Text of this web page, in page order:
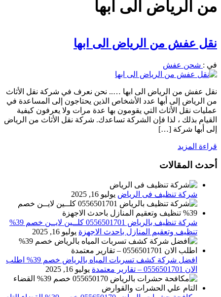
من الرياض الى ابها
نقل عفش من الرياض الى ابها
في : شحن عفش
نقل عفش من الرياض الى ابها ….. نحن نعرف في شركة نقل الأثاث
من الرياض إلى أبها عدد الأشخاص الذين يحتاجون إلى المساعدة في
عمليات نقل الأثاث التي يقومون بها عدة مرات ولا يعرفون كيفية
القيام بذلك ، لذا فإن الشركة تساعدك. شركة نقل الأثاث من الرياض
إلى أبها شركة […]
قراءة المزيد
أحدث المقالات
شركة تنظيف فى الرياض يوليو 16, 2025
شركة تنظيف بالرياض 0556501701 كلــين لايــن خصم 39%
تنظيف وتعقيم المنازل باحدث الاجهزة يوليو 16, 2025
افضل شركة كشف تسربات المياه بالرياض خصم 39% اطلب
الان 0556501701‬‏ – تقارير معتمدة
يوليو 16, 2025